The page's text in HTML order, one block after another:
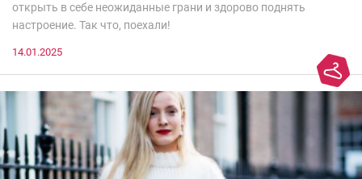
открыть в себе неожиданные грани и здорово поднять
настроение. Так что, поехали!
14.01.2025